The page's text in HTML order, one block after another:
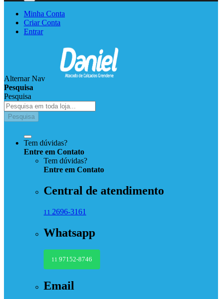
Minha Conta
Criar Conta
Entrar
Alternar Nav
Pesquisa
Pesquisa
Pesquisa
Tem dúvidas?
Entre em Contato
Tem dúvidas?
Entre em Contato
Central de atendimento
11 2696-3161
Whatsapp
11 97152-8746
Email